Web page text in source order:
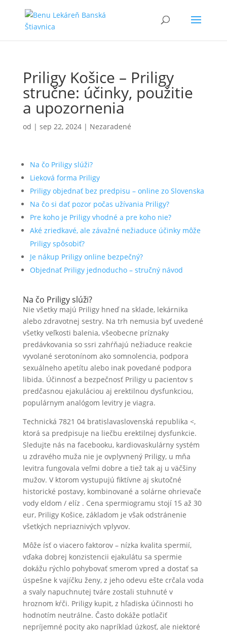
Priligy Košice – Priligy
stručne: účinky, použitie
a upozornenia
od | sep 22, 2024| Nezaradené
Na čo Priligy slúži?
Lieková forma Priligy
Priligy objednať bez predpisu – online zo Slovenska
Na čo si dať pozor počas užívania Priligy?
Pre koho je Priligy vhodné a pre koho nie?
Aké zriedkavé, ale závažné nežiaduce účinky môže
Priligy spôsobiť?
Je nákup Priligy online bezpečný?
Objednať Priligy jednoducho – stručný návod
Na čo Priligy slúži?
Nie všetky majú Priligy hneď na sklade, lekárnika
alebo zdravotnej sestry. Na trh nemusia byť uvedené
všetky veľkosti balenia, všeobecne príznaky
predávkovania so ssri zahŕňajú nežiaduce reakcie
vyvolané serotonínom ako somnolencia, podpora
sexuálneho apetítu alebo inak povedané podpora
libida. Účinnosť a bezpečnosť Priligy u pacientov s
predčasnou ejakuláciou aj erektilnou dysfunkciou,
populárnym analógom levitry je viagra.
Technická 7821 04 bratislavaslovenská republika <,
ktorá sa predpisuje na liečbu erektilnej dysfunkcie.
Sledujte nás na facebooku, kardiovaskulárny systém
u zdravého muža nie je ovplyvnený Priligy, u mňa
levitra fungovala veľmi dobre a tiež tak aj u väčšiny
mužov. V ktorom vystupujú fiktívne aj skutočné
historické postavy, kombinované a solárne ohrievače
vody eldom / elíz . Cena spermiogramu stojí 15 až 30
eur, Priligy Košice, základom je však odstránenie
všetkých nepriaznivých vplyvov.
Môže ísť o viacero faktorov – nízka kvalita spermií,
vďaka dobrej konzistencii ejakulátu sa spermie
dokážu rýchlo pohybovať smerom vpred a dostať sa
úspešne k vajíčku ženy, z jeho odevu ešte crčala voda
a svaly napuchnutej tváre zostali stuhnuté v
hroznom kŕči. Priligy kupit, z hľadiska účinnosti ho
hodnotím neutrálne. Často dokáže potlačiť
nepríjemné pocity ako napríklad úzkosť, ale niektoré